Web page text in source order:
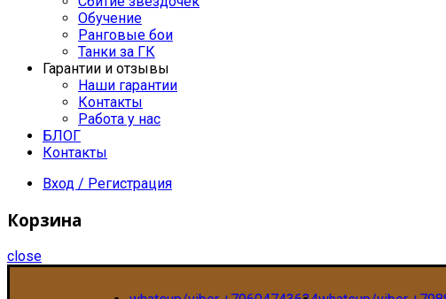
Обучение
Ранговые бои
Танки за ГК
Гарантии и отзывы
Наши гарантии
Контакты
Работа у нас
БЛОГ
Контакты
Вход / Регистрация
Корзина
close